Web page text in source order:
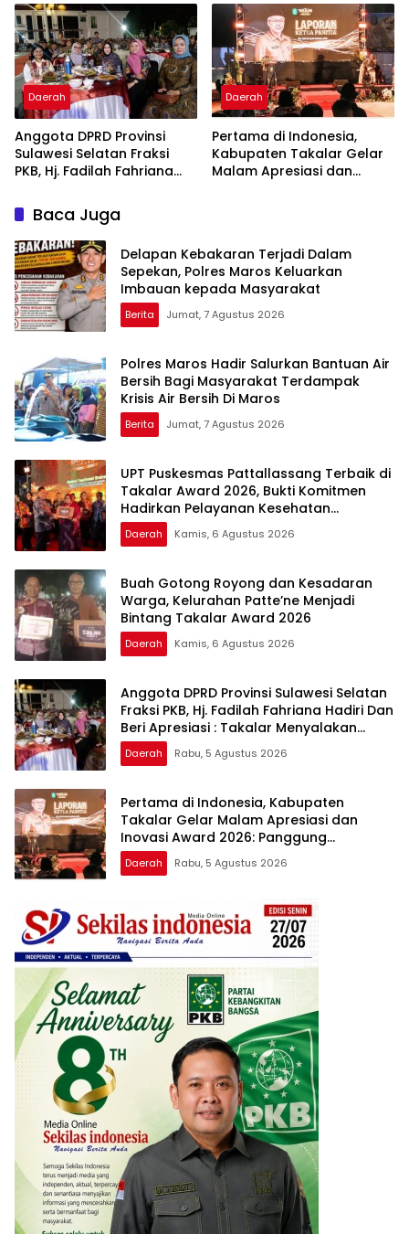
Pelayanan Kesehatan
Berkualitas
2026
Daerah
Anggota DPRD Provinsi
Sulawesi Selatan Fraksi
PKB, Hj. Fadilah Fahriana
Takalar Menyalakan
Lentera Pengabdian
Melalui Malam Apresiasi
dan Inovasi Award 2026
Daerah
Pertama di Indonesia,
Kabupaten Takalar Gelar
Malam Apresiasi dan
Baca Juga
Delapan Kebakaran Terjadi Dalam
Sepekan, Polres Maros Keluarkan
Imbauan kepada Masyarakat
Berita Jumat, 7 Agustus 2026
Polres Maros Hadir Salurkan Bantuan Air
Bersih Bagi Masyarakat Terdampak
Krisis Air Bersih Di Maros
Berita Jumat, 7 Agustus 2026
UPT Puskesmas Pattallassang Terbaik di
Takalar Award 2026, Bukti Komitmen
Hadirkan Pelayanan Kesehatan
Berkualitas
Daerah Kamis, 6 Agustus 2026
Buah Gotong Royong dan Kesadaran
Warga, Kelurahan Patte’ne Menjadi
Bintang Takalar Award 2026
Daerah Kamis, 6 Agustus 2026
Anggota DPRD Provinsi Sulawesi Selatan
Fraksi PKB, Hj. Fadilah Fahriana Hadiri Dan
Beri Apresiasi : Takalar Menyalakan
Lentera Pengabdian Melalui Malam
Apresiasi dan Inovasi Award 2026
Daerah Rabu, 5 Agustus 2026
Pertama di Indonesia, Kabupaten
Takalar Gelar Malam Apresiasi dan
Inovasi Award 2026: Panggung
Penghargaan bagi Pelayan Publik
Berprestasi
Daerah Rabu, 5 Agustus 2026